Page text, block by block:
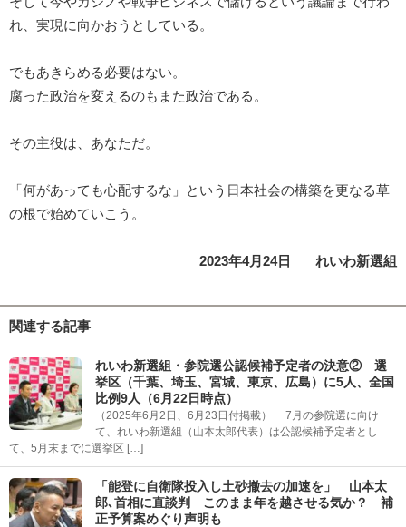
れ、実現に向かおうとしている。
でもあきらめる必要はない。
腐った政治を変えるのもまた政治である。
その主役は、あなただ。
「何があっても心配するな」という日本社会の構築を更なる草
の根で始めていこう。
2023年4月24日 れいわ新選組
関連する記事
れいわ新選組・参院選公認候補予定者の決意② 選
挙区（千葉、埼玉、宮城、東京、広島）に5人、全国
比例9人（6月22日時点）
（2025年6月2日、6月23日付掲載） 7月の参院選に向け
て、れいわ新選組（山本太郎代表）は公認候補予定者とし
て、5月末までに選挙区 […]
「能登に自衛隊投入し土砂撤去の加速を」 山本太
郎､首相に直談判 このまま年を越させる気か？ 補
正予算案めぐり声明も